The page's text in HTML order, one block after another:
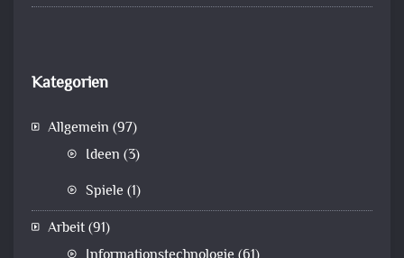
Kategorien
Allgemein (97)
Ideen (3)
Spiele (1)
Arbeit(91)